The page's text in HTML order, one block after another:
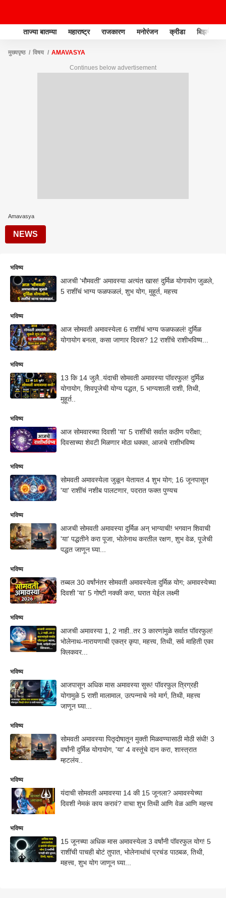
ताज्या बातम्या महाराष्ट्र राजकारण मनोरंजन क्रीडा बिझनेस
मुख्यपृष्ठ विषय AMAVASYA
Continues below advertisement
Amavasya
NEWS
भविष्य
आजची 'भौमवती' अमावस्या अत्यंत खास! दुर्मिळ योगायोग जुळले,
5 राशींचं भाग्य फळफळलं, शुभ योग, मुहूर्त, महत्त्व
भविष्य
आज सोमवती अमावस्येला 6 राशींचं भाग्य फळफळलं! दुर्मिळ
योगायोग बनला, कसा जाणार दिवस? 12 राशींचे राशीभविष्य...
भविष्य
13 कि 14 जुलै..यंदाची सोमवती अमावस्या पॉवरफुल! दुर्मिळ
योगायोग, शिवपूजेची योग्य पद्धत, 5 भाग्यशाली राशी, तिथी,
मुहूर्त..
भविष्य
आज सोमवारच्या दिवशी 'या' 5 राशींची सर्वात कठीण परीक्षा;
दिवसाच्या शेवटी मिळणार मोठा धक्का, आजचे राशीभविष्य
भविष्य
सोमवती अमावस्येला जुळून येतायत 4 शुभ योग; 16 जूनपासून
'या' राशींचं नशीब पालटणार, पदरात फक्त पुण्यच
भविष्य
आजची सोमवती अमावस्या दुर्मिळ अन् भाग्याची! भगवान शिवाची
'या' पद्धतीने करा पूजा, भोलेनाथ करतील रक्षण, शुभ वेळ, पूजेची
पद्धत जाणून घ्या...
भविष्य
तब्बल 30 वर्षांनंतर सोमवती अमावस्येला दुर्मिळ योग; अमावस्येच्या
दिवशी 'या' 5 गोष्टी नक्की करा, घरात येईल लक्ष्मी
भविष्य
आजची अमावस्या 1, 2 नाही..तर 3 कारणांमुळे सर्वात पॉवरफुल!
भोलेनाथ-नारायणाची एकत्र कृपा, महत्त्व, तिथी, सर्व माहिती एका
क्लिकवर...
भविष्य
आजपासून अधिक मास अमावस्या सुरू! पॉवरफुल त्रिग्रही
योगामुळे 5 राशी मालामाल, उत्पन्नाचे नवे मार्ग, तिथी, महत्त्व
जाणून घ्या...
भविष्य
सोमवती अमावस्या पितृदोषातून मुक्ती मिळवण्यासाठी मोठी संधी! 3
वर्षांनी दुर्मिळ योगायोग, 'या' 4 वस्तूंचे दान करा, शास्त्रात
म्हटलंय..
भविष्य
यंदाची सोमवती अमावस्या 14 की 15 जूनला? अमावस्येच्या
दिवशी नेमकं काय करावं? वाचा शुभ तिथी आणि वेळ आणि महत्त्व
भविष्य
15 जूनच्या अधिक मास अमावस्येला 3 वर्षांनी पॉवरफुल योग! 5
राशींची पाचही बोटं तुपात, भोलेनाथांचं प्रचंड पाठबळ, तिथी,
महत्त्व, शुभ योग जाणून घ्या...